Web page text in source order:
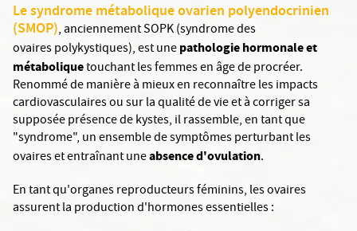
Le syndrome métabolique ovarien polyendocrinien
(SMOP), anciennement SOPK (syndrome des
ovaires polykystiques), est unepathologie hormonale et
métaboliquetouchant les femmes en âge de procréer.
Renommé de manière à mieux en reconnaître les impacts
cardiovasculaires ou sur la qualité de vie et à corriger sa
supposée présence de kystes, il rassemble, en tant que
"syndrome", un ensemble de symptômes perturbant les
ovaires et entraînant uneabsence d'ovulation.
En tant qu'organes reproducteurs féminins, les ovaires
assurent la production d'hormones essentielles :